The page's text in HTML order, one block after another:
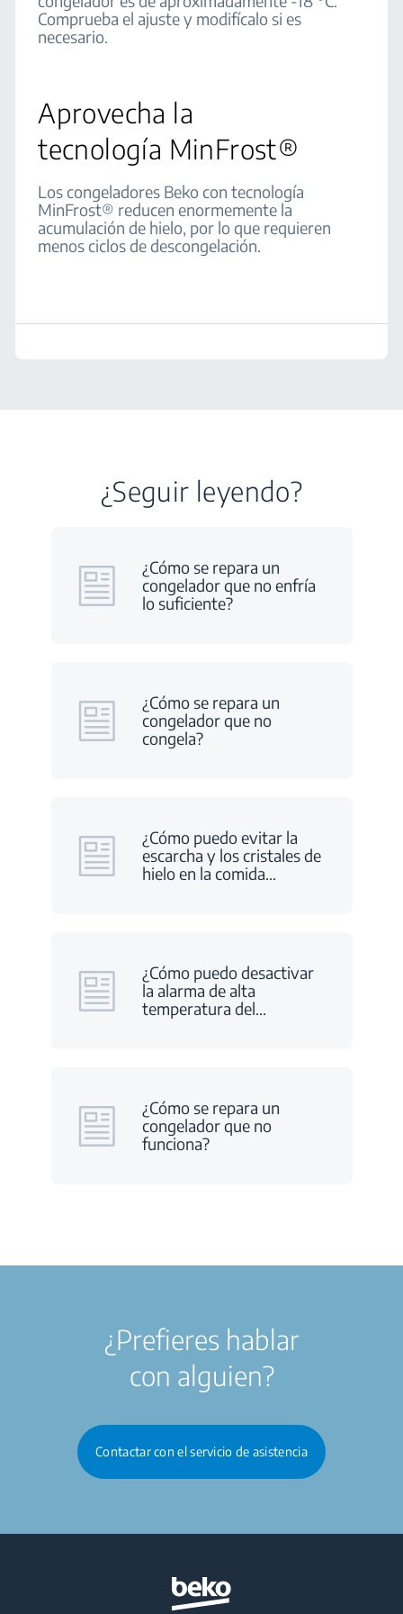
Comprueba el ajuste y modifícalo si es
necesario.
Aprovecha la
tecnología MinFrost®
Los congeladores Beko con tecnología
MinFrost® reducen enormemente la
acumulación de hielo, por lo que requieren
menos ciclos de descongelación.
¿Seguir leyendo?
¿Cómo se repara un
congelador que no enfría
lo suficiente?
¿Cómo se repara un
congelador que no
congela?
¿Cómo puedo evitar la
escarcha y los cristales de
hielo en la comida…
¿Cómo puedo desactivar
la alarma de alta
temperatura del…
¿Cómo se repara un
congelador que no
funciona?
¿Prefieres hablar
con alguien?
Contactar con el servicio de asistencia